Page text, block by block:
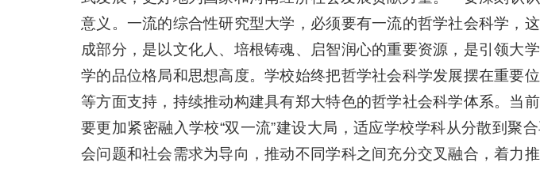
意义。一流的综合性研究型大学，必须要有一流的哲学社会科学，
成部分，是以文化人、培根铸魂、启智润心的重要资源，是引领大
学的品位格局和思想高度。学校始终把哲学社会科学发展摆在重要
等方面支持，持续推动构建具有郑大特色的哲学社会科学体系。当
要更加紧密融入学校“双一流”建设大局，适应学校学科从分散到聚
会问题和社会需求为导向，推动不同学科之间充分交叉融合，着力